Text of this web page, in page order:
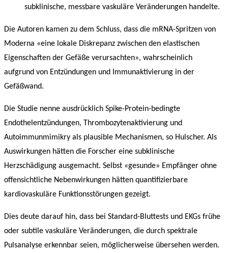
subklinische, messbare vaskuläre Veränderungen handelte.
Die Autoren kamen zu dem Schluss, dass die mRNA-Spritzen von
Moderna «eine lokale Diskrepanz zwischen den elastischen
Eigenschaften der Gefäße verursachten», wahrscheinlich
aufgrund von Entzündungen und Immunaktivierung in der
Gefäßwand.
Die Studie nenne ausdrücklich Spike-Protein-bedingte
Endothelentzündungen, Thrombozytenaktivierung und
Autoimmunmimikry als plausible Mechanismen, so Hulscher. Als
Auswirkungen hätten die Forscher eine subklinische
Herzschädigung ausgemacht. Selbst «gesunde» Empfänger ohne
offensichtliche Nebenwirkungen hätten quantifizierbare
kardiovaskuläre Funktionsstörungen gezeigt.
Dies deute darauf hin, dass bei Standard-Bluttests und EKGs frühe
oder subtile vaskuläre Veränderungen, die durch spektrale
Pulsanalyse erkennbar seien, möglicherweise übersehen werden.